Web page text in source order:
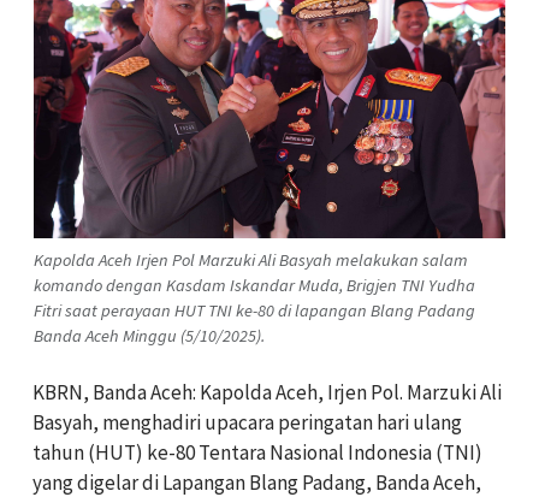
Kapolda Aceh Irjen Pol Marzuki Ali Basyah melakukan salam
komando dengan Kasdam Iskandar Muda, Brigjen TNI Yudha
Fitri saat perayaan HUT TNI ke-80 di lapangan Blang Padang
Banda Aceh Minggu (5/10/2025).
KBRN, Banda Aceh: Kapolda Aceh, Irjen Pol. Marzuki Ali
Basyah, menghadiri upacara peringatan hari ulang
tahun (HUT) ke-80 Tentara Nasional Indonesia (TNI)
yang digelar di Lapangan Blang Padang, Banda Aceh,